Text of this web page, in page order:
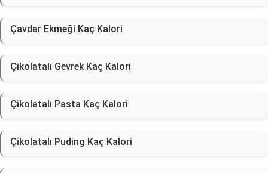
Çavdar Ekmeği Kaç Kalori
Çikolatalı Gevrek Kaç Kalori
Çikolatalı Pasta Kaç Kalori
Çikolatalı Puding Kaç Kalori